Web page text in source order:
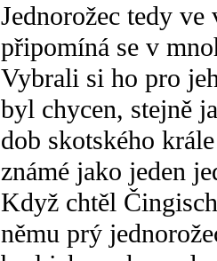
Jednorožec tedy
připomíná se v
Vybrali si ho pro
byl chycen, stejně
dob skotského
známé jako jeden
Když chtěl
němu prý